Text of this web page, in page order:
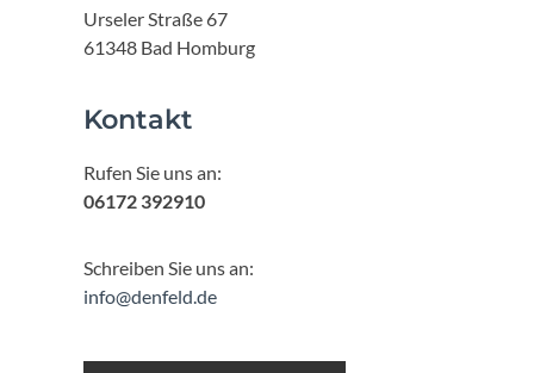
Urseler Straße 67
61348 Bad Homburg
Kontakt
Rufen Sie uns an:
06172 392910
Schreiben Sie uns an:
info@denfeld.de